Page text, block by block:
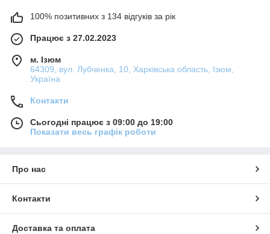
100% позитивних з 134 відгуків за рік
Працює з 27.02.2023
м. Ізюм
64309, вул. Лубченка, 10, Харківська область, Ізюм,
Україна
Контакти
Сьогодні працює з 09:00 до 19:00
Показати весь графік роботи
Про нас
Контакти
Доставка та оплата